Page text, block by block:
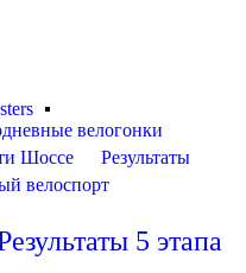
велогонки
Шоссе
Результаты
велоспорт
5 этапа